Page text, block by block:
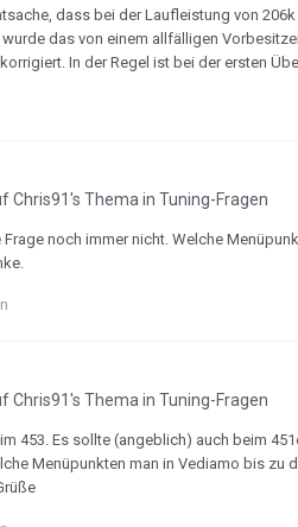
dass bei der Laufleistung von
das von einem allfälligen
In der Regel ist bei der ersten
Chris91's Thema in Tuning-Fragen
noch immer nicht. Welche
Chris91's Thema in Tuning-Fragen
453. Es sollte (angeblich) auch beim
Menüpunkten man in Vediamo bis